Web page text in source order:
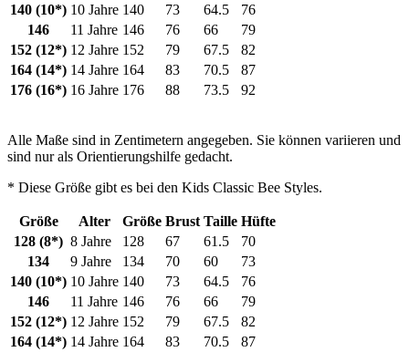
140 (10*) 10 Jahre 140 73 64.5
76
146
11 Jahre 146 76 66
79
152 (12*) 12 Jahre 152 79 67.5
82
164 (14*) 14 Jahre 164 83 70.5
87
176 (16*) 16 Jahre 176 88 73.5 92
Alle Maße sind in Zentimetern angegeben. Sie können variieren und
sind nur als Orientierungshilfe gedacht.
* Diese Größe gibt es bei den Kids Classic Bee Styles.
Größe Alter Größe Brust Taille Hüfte
128 (8*) 8 Jahre 128 67 61.5
70
134
9 Jahre 134 70 60
73
140 (10*) 10 Jahre 140 73 64.5
76
146
11 Jahre 146 76 66
79
152 (12*) 12 Jahre 152 79 67.5
82
164 (14*) 14 Jahre 164 83 70.5
87